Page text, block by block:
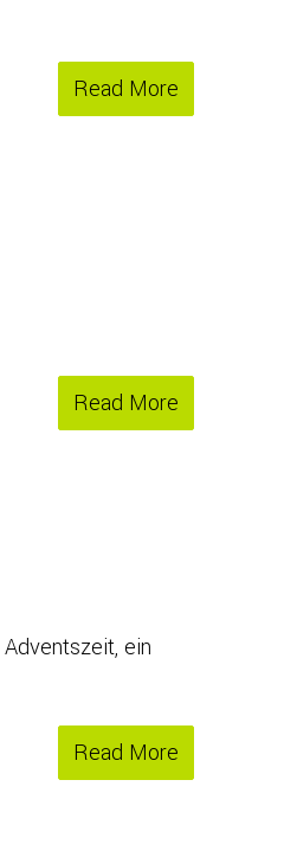
Read More
Read More
ein
Read More